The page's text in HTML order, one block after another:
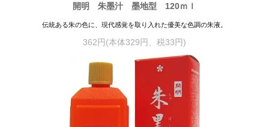
開明 朱墨汁 墨地型 120ｍｌ
伝統ある朱の色に、現代感覚を取り入れた優美な色調の朱液。
362円(本体329円、税33円)